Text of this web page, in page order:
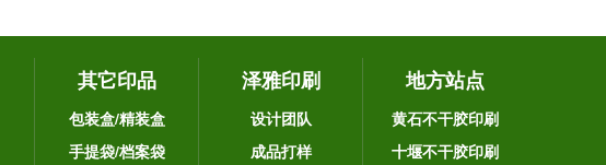
其它印品
包装盒/精装盒
手提袋/档案袋
泽雅印刷
设计团队
成品打样
地方站点
黄石不干胶印刷
十堰不干胶印刷